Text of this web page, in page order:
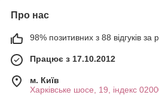
Про нас
98% позитивних з 88 відгуків за
Працює з 17.10.2012
м. Київ
Харківське шосе, 19, індекс